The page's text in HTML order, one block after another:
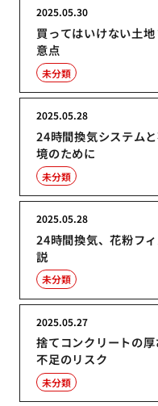
買ってはいけない土
意点
2025.05.30
未分類
24時間換気システム
境のために
2025.05.28
未分類
24時間換気、花粉フ
説
2025.05.28
未分類
捨てコンクリートの
不足のリスク
2025.05.27
未分類